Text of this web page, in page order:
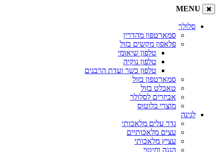
MENU
סלולר
סמארטפון מהדרין
פלאפון מקשים בזול
טלפון שיאומי
טלפון נוקיה
טלפון כשר ועדת הרבנים
סמארטפון בזול
טאבלט בזול
אביזרים לסלולר
מוצרי בלוטוס
לגינה
גדר עלים מלאכותי
עצים מלאכותיים
עציץ מלאכותי
הגנה וחיטוי